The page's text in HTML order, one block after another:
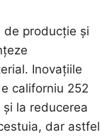
de producție și
Inovațiile
californiu 252
la reducerea
dar astfel